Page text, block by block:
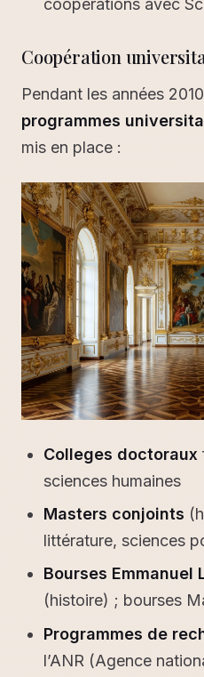
coopérations avec
Coopération
Pendant les années
programmes
mis en place :
Colleges doctoraux
sciences humaines
Masters conjoints
littérature, sciences
Bourses Emmanuel
(histoire) ; bourses
Programmes de
l’ANR (Agence